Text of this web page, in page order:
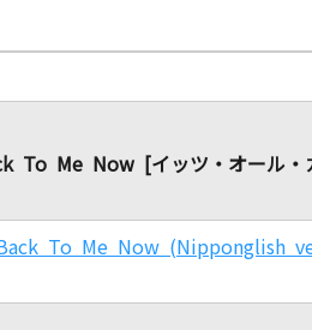
To Me Now [イッツ・オール・
To Me Now (Nipponglish